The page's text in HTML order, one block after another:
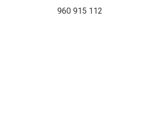
960 915 112